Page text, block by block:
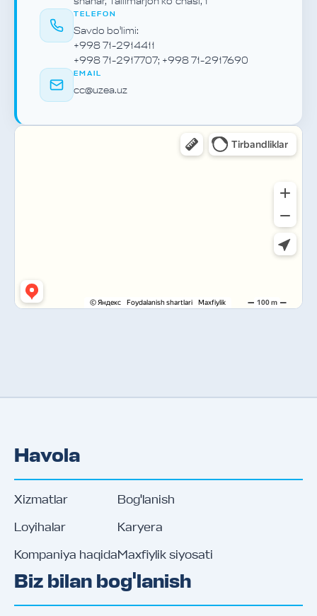
TELEFON
Savdo bo'limi:
+998 71-2914411
+998 71-2917707; +998 71-2917690
EMAIL
cc@uzea.uz
Havola
Xizmatlar
Loyihalar
Kompaniya haqida
Bog'lanish
Karyera
Maxfiylik siyosati
Biz bilan bog'lanish